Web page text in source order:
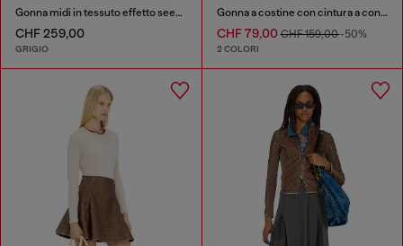
Gonna midi in tessuto effetto seersucker a quadri
CHF 259,00
GRIGIO
Gonna a costine con cintura a contrasto
CHF 79,00CHF 159,00-50%
2 COLORI